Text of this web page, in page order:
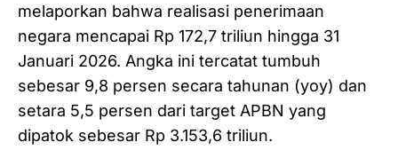
melaporkan bahwa realisasi penerimaan
negara mencapai Rp 172,7 triliun hingga 31
Januari 2026. Angka ini tercatat tumbuh
sebesar 9,8 persen secara tahunan (yoy) dan
setara 5,5 persen dari target APBN yang
dipatok sebesar Rp 3.153,6 triliun.